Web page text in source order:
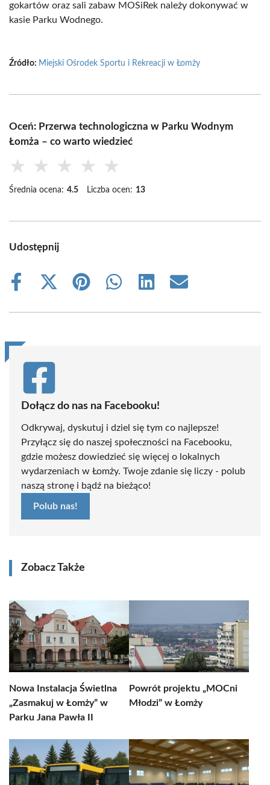
gokartów oraz sali zabaw MOSiRek należy dokonywać w
kasie Parku Wodnego.
Źródło: Miejski Ośrodek Sportu i Rekreacji w Łomży
Oceń: Przerwa technologiczna w Parku Wodnym
Łomża – co warto wiedzieć
★ ★ ★ ★ ★
Średnia ocena: 4.5 Liczba ocen: 13
Udostępnij
Share
Share
(Twitter)
Share
Share
Share
Share
Dołącz do nas na Facebooku!
Odkrywaj, dyskutuj i dziel się tym co najlepsze!
Przyłącz się do naszej społeczności na Facebooku,
gdzie możesz dowiedzieć się więcej o lokalnych
wydarzeniach w Łomży. Twoje zdanie się liczy - polub
naszą stronę i bądź na bieżąco!
Polub nas!
Zobacz Także
Nowa Instalacja Świetlna
„Zasmakuj w Łomży” w
Parku Jana Pawła II
Powrót projektu „MOCni
Młodzi” w Łomży